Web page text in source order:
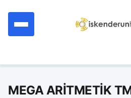
MEGA ARİTMETİK